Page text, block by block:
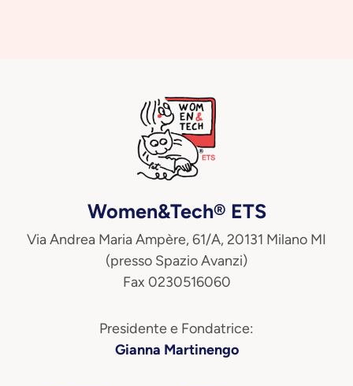
Women&Tech® ETS
Via Andrea Maria Ampère, 61/A, 20131 Milano MI
(presso Spazio Avanzi)
Fax 0230516060
Presidente e Fondatrice:
Gianna Martinengo